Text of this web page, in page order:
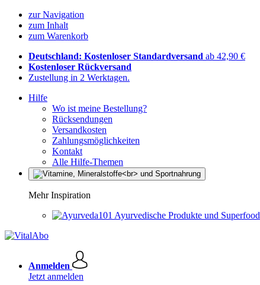
zur Navigation
zum Inhalt
zum Warenkorb
Deutschland: Kostenloser Standardversand ab 42,90 €
Kostenloser Rückversand
Zustellung in 2 Werktagen.
Hilfe
Wo ist meine Bestellung?
Rücksendungen
Versandkosten
Zahlungsmöglichkeiten
Kontakt
Alle Hilfe-Themen
Mehr Inspiration
Ayurvedische Produkte und Superfood
Anmelden
Jetzt anmelden